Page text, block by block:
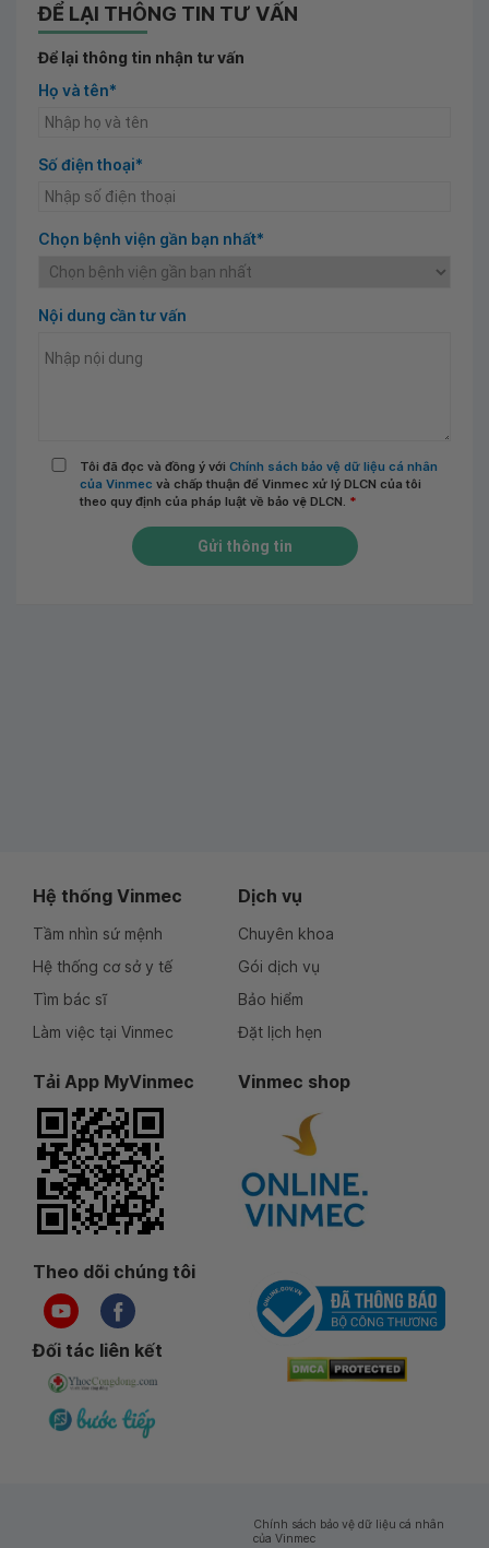
ĐỂ LẠI THÔNG TIN TƯ VẤN
Để lại thông tin nhận tư vấn
Họ và tên*
Số điện thoại*
Chọn bệnh viện gần bạn nhất*
Nội dung cần tư vấn
Tôi đã đọc và đồng ý với Chính sách bảo vệ dữ liệu cá nhân
của Vinmec và chấp thuận để Vinmec xử lý DLCN của tôi
theo quy định của pháp luật về bảo vệ DLCN. *
Gửi thông tin
Hệ thống Vinmec
Tầm nhìn sứ mệnh
Hệ thống cơ sở y tế
Tìm bác sĩ
Làm việc tại Vinmec
Dịch vụ
Chuyên khoa
Gói dịch vụ
Bảo hiểm
Đặt lịch hẹn
Tải App MyVinmec Vinmec shop
Theo dõi chúng tôi
Đối tác liên kết
Chính sách bảo vệ dữ liệu cá nhân
của Vinmec